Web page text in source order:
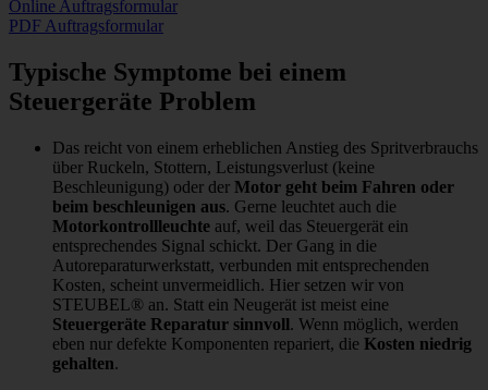
Online Auftragsformular
PDF Auftragsformular
Typische Symptome bei einem
Steuergeräte Problem
Das reicht von einem erheblichen Anstieg des Spritverbrauchs
über Ruckeln, Stottern, Leistungsverlust (keine
Beschleunigung) oder der Motor geht beim Fahren oder
beim beschleunigen aus. Gerne leuchtet auch die
Motorkontrollleuchte auf, weil das Steuergerät ein
entsprechendes Signal schickt. Der Gang in die
Autoreparaturwerkstatt, verbunden mit entsprechenden
Kosten, scheint unvermeidlich. Hier setzen wir von
STEUBEL® an. Statt ein Neugerät ist meist eine
Steuergeräte Reparatur sinnvoll. Wenn möglich, werden
eben nur defekte Komponenten repariert, die Kosten niedrig
gehalten.